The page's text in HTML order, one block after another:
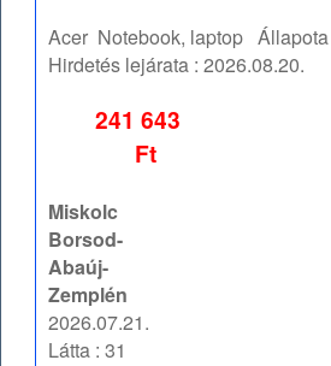
Acer Notebook, laptop Állapota
Hirdetés lejárata :2026.08.20.
241 643
Ft
Miskolc
Borsod-
Abaúj-
Zemplén
2026.07.21.
Látta : 31